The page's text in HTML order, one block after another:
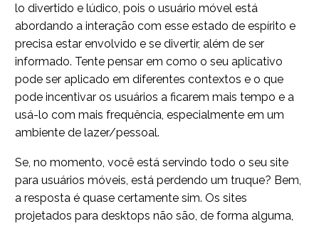
lo divertido e lúdico, pois o usuário móvel está
abordando a interação com esse estado de espírito e
precisa estar envolvido e se divertir, além de ser
informado. Tente pensar em como o seu aplicativo
pode ser aplicado em diferentes contextos e o que
pode incentivar os usuários a ficarem mais tempo e a
usá-lo com mais frequência, especialmente em um
ambiente de lazer/pessoal.
Se, no momento, você está servindo todo o seu site
para usuários móveis, está perdendo um truque? Bem,
a resposta é quase certamente sim. Os sites
projetados para desktops não são, de forma alguma,